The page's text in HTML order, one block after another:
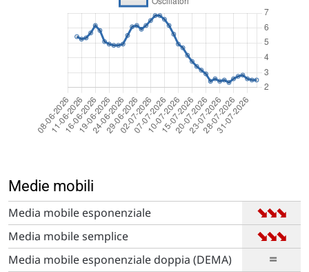
Medie mobili
Media mobile esponenziale ➡
➡
➡
Media mobile semplice ➡
➡
➡
Media mobile esponenziale doppia (DEMA) =